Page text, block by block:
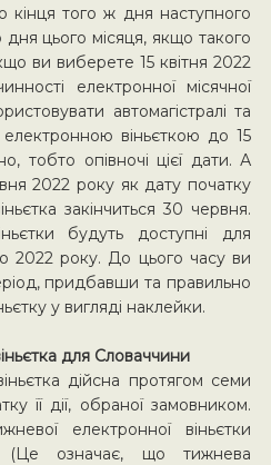
кінця того ж дня наступного
цього місяця, якщо такого
ви виберете 15 квітня 2022
електронної місячної
автомагістралі та
віньєткою до 15
тобто опівночі цієї дати. А
2022 року як дату початку
закінчиться 30 червня.
будуть доступні для
2022 року. До цього часу ви
придбавши та правильно
у вигляді наклейки.
для Словаччини
дійсна протягом семи
її дії, обраної замовником.
електронної віньєтки
(Це означає, що тижнева